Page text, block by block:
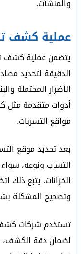
والمنشآت.
عملية كشف
يتضمن عملية كشف
الدقيقة لتحديد
الأضرار المحتملة
أدوات متقدمة مثل
مواقع التسربات.
بعد تحديد موقع
التسرب ونوعه،
الخزانات. يتبع ذلك
وتصحيح المشكلة
تستخدم شركات
لضمان دقة الكشف،